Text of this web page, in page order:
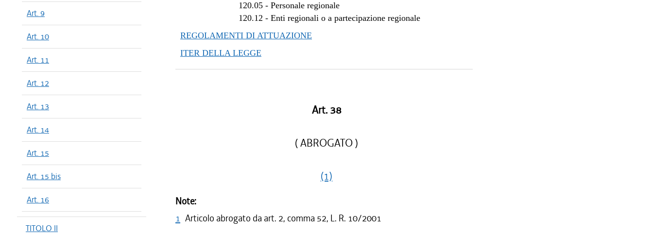
Art. 9
Art. 10
Art. 11
Art. 12
Art. 13
Art. 14
Art. 15
Art. 15 bis
Art. 16
TITOLO II
120.05 -Personale regionale
120.12 -Enti regionali o a partecipazione regionale
REGOLAMENTI DI ATTUAZIONE
ITER DELLA LEGGE
Art. 38
( ABROGATO )
(1)
Note:
1 Articolo abrogato da art. 2, comma 52, L. R. 10/2001